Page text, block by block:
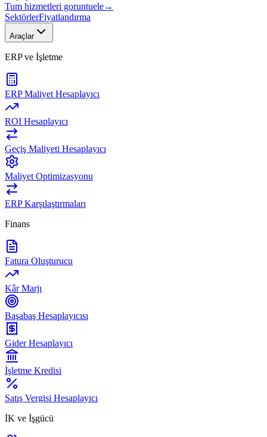
Tum hizmetleri goruntuele→
SektörlerFiyatlandırma
Araçlar
ERP ve İşletme
ERP Maliyet Hesaplayıcı
ROI Hesaplayıcı
Geçiş Maliyeti Hesaplayıcı
Maliyet Optimizasyonu
ERP Karşılaştırmaları
Finans
Fatura Oluşturucu
Kâr Marjı
Başabaş Hesaplayıcısı
Gider Hesaplayıcı
İşletme Kredisi
Satış Vergisi Hesaplayıcı
İK ve İşgücü